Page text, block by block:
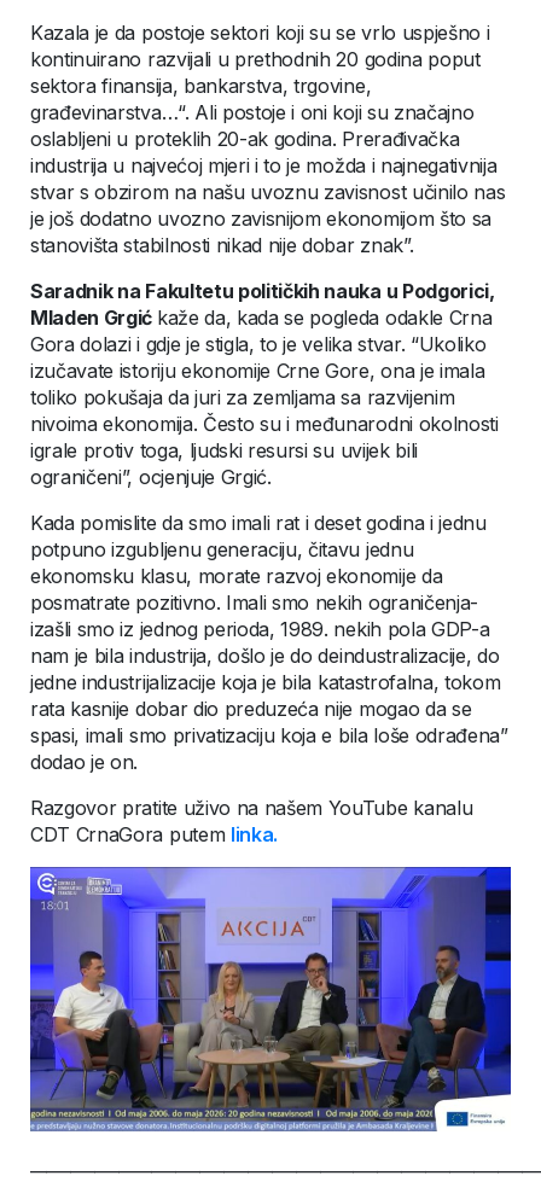
Kazala je da postoje sektori koji su se vrlo uspješno i
kontinuirano razvijali u prethodnih 20 godina poput
sektora finansija, bankarstva, trgovine,
građevinarstva…“. Ali postoje i oni koji su značajno
oslabljeni u proteklih 20-ak godina. Prerađivačka
industrija u najvećoj mjeri i to je možda i najnegativnija
stvar s obzirom na našu uvoznu zavisnost učinilo nas
je još dodatno uvozno zavisnijom ekonomijom što sa
stanovišta stabilnosti nikad nije dobar znak”.
Saradnik na Fakultetu političkih nauka u Podgorici,
Mladen Grgić kaže da, kada se pogleda odakle Crna
Gora dolazi i gdje je stigla, to je velika stvar. “Ukoliko
izučavate istoriju ekonomije Crne Gore, ona je imala
toliko pokušaja da juri za zemljama sa razvijenim
nivoima ekonomija. Često su i međunarodni okolnosti
igrale protiv toga, ljudski resursi su uvijek bili
ograničeni”, ocjenjuje Grgić.
Kada pomislite da smo imali rat i deset godina i jednu
potpuno izgubljenu generaciju, čitavu jednu
ekonomsku klasu, morate razvoj ekonomije da
posmatrate pozitivno. Imali smo nekih ograničenja-
izašli smo iz jednog perioda, 1989. nekih pola GDP-a
nam je bila industrija, došlo je do deindustralizacije, do
jedne industrijalizacije koja je bila katastrofalna, tokom
rata kasnije dobar dio preduzeća nije mogao da se
spasi, imali smo privatizaciju koja e bila loše odrađena”
dodao je on.
Razgovor pratite uživo na našem YouTube kanalu
CDT CrnaGora putem linka.